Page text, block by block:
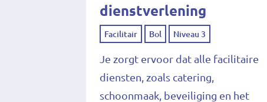
dienstverlening
Facilitair Bol Niveau 3
Je zorgt ervoor dat alle facilitaire
diensten, zoals catering,
schoonmaak, beveiliging en het